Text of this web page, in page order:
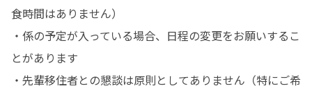
食時間はありません）
・係の予定が入っている場合、日程の変更をお願いするこ
とがあります
・先輩移住者との懇談は原則としてありません（特にご希